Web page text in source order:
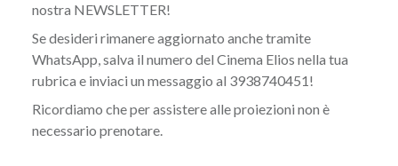
nostra NEWSLETTER!
Se desideri rimanere aggiornato anche tramite
WhatsApp, salva il numero del Cinema Elios nella tua
rubrica e inviaci un messaggio al 3938740451!
Ricordiamo che per assistere alle proiezioni non è
necessario prenotare.